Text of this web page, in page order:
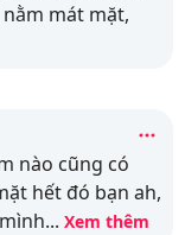
mát mặt,
nào cũng có
hết đó bạn ah,
... Xem thêm